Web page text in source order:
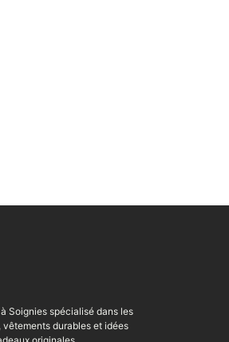
Soignies spécialisé dans les
vêtements durables et idées